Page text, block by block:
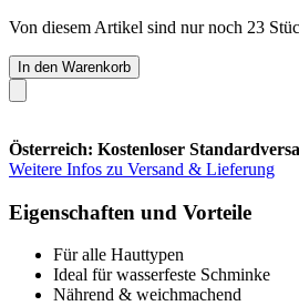
Von diesem Artikel sind nur noch 23
In den Warenkorb
Österreich: Kostenloser
Weitere Infos zu Versand & Lieferung
Eigenschaften und Vorteile
Für alle Hauttypen
Ideal für wasserfeste Schminke
Nährend & weichmachend